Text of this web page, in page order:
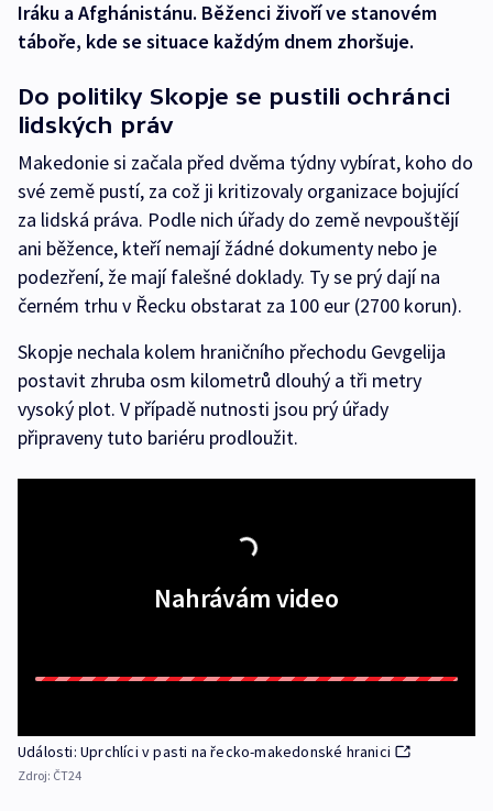
Iráku a Afghánistánu. Běženci živoří ve stanovém
táboře, kde se situace každým dnem zhoršuje.
Do politiky Skopje se pustili ochránci
lidských práv
Makedonie si začala před dvěma týdny vybírat, koho do
své země pustí, za což ji kritizovaly organizace bojující
za lidská práva. Podle nich úřady do země nevpouštějí
ani běžence, kteří nemají žádné dokumenty nebo je
podezření, že mají falešné doklady. Ty se prý dají na
černém trhu v Řecku obstarat za 100 eur (2700 korun).
Skopje nechala kolem hraničního přechodu Gevgelija
postavit zhruba osm kilometrů dlouhý a tři metry
vysoký plot. V případě nutnosti jsou prý úřady
připraveny tuto bariéru prodloužit.
Nahrávám video
Události: Uprchlíci v pasti na řecko-makedonské hranici
Zdroj: ČT24